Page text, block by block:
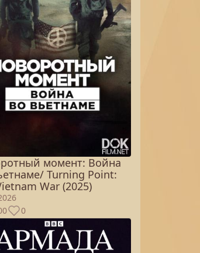
момент: Война
Turning Point:
War (2025)
0